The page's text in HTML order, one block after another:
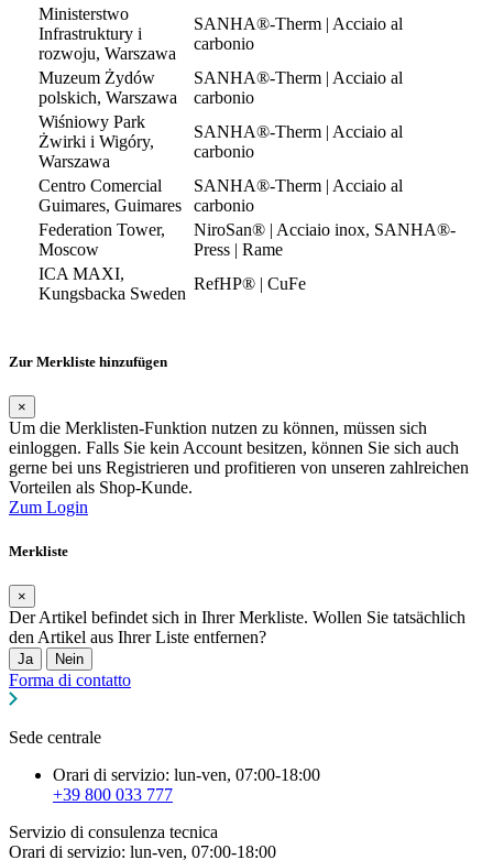
Ministerstwo
Infrastruktury i
rozwoju, Warszawa
SANHA®-Therm | Acciaio al
carbonio
Muzeum Żydów
polskich, Warszawa
SANHA®-Therm | Acciaio al
carbonio
Wiśniowy Park
Żwirki i Wigóry,
Warszawa
SANHA®-Therm | Acciaio al
carbonio
Centro Comercial
Guimares, Guimares
SANHA®-Therm | Acciaio al
carbonio
Federation Tower,
Moscow
NiroSan® | Acciaio inox, SANHA®-
Press | Rame
ICA MAXI,
Kungsbacka Sweden
RefHP® | CuFe
Zur Merkliste hinzufügen
×
Um die Merklisten-Funktion nutzen zu können, müssen sich
einloggen. Falls Sie kein Account besitzen, können Sie sich auch
gerne bei uns Registrieren und profitieren von unseren zahlreichen
Vorteilen als Shop-Kunde.
Zum Login
Merkliste
×
Der Artikel befindet sich in Ihrer Merkliste. Wollen Sie tatsächlich
den Artikel aus Ihrer Liste entfernen?
Ja Nein
Forma di contatto
Sede centrale
Orari di servizio: lun-ven, 07:00-18:00
+39 800 033 777
Servizio di consulenza tecnica
Orari di servizio: lun-ven, 07:00-18:00